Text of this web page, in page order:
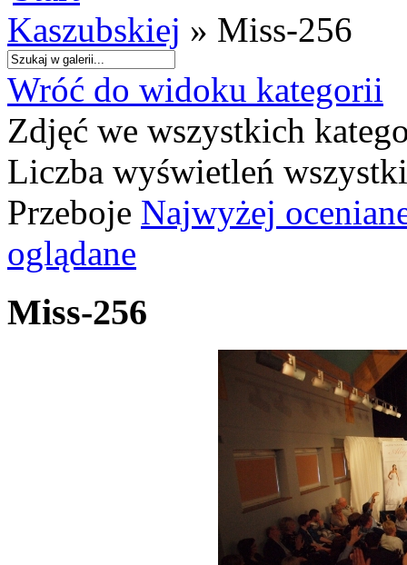
Kaszubskiej » Miss-256
Wróć do widoku kategorii
Zdjęć we wszystkich
Liczba wyświetleń
Przeboje Najwyżej
oglądane
Miss-256